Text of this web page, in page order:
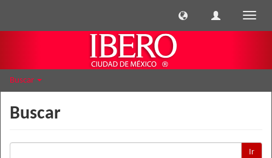
Buscar
Buscar
Ir